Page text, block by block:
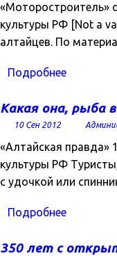
«Моторостроитель»
культуры РФ [Not a
алтайцев. По
Подробнее
Какая она, рыба
10 Сен 2012
«Алтайская правда»
культуры РФ
с удочкой или
Подробнее
350 лет с